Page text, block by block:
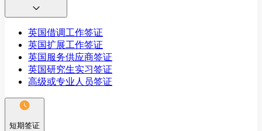
英国借调工作签证
英国扩展工作签证
英国服务供应商签证
英国研究生实习签证
高级或专业人员签证
短期签证